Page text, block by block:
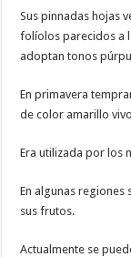
Sus pinnadas hojas
folíolos parecidos a
adoptan tonos
En primavera
de color amarillo
Era utilizada por los
En algunas regiones
sus frutos.
Actualmente se